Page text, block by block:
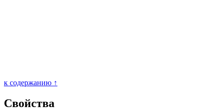
к содержанию ↑
Свойства